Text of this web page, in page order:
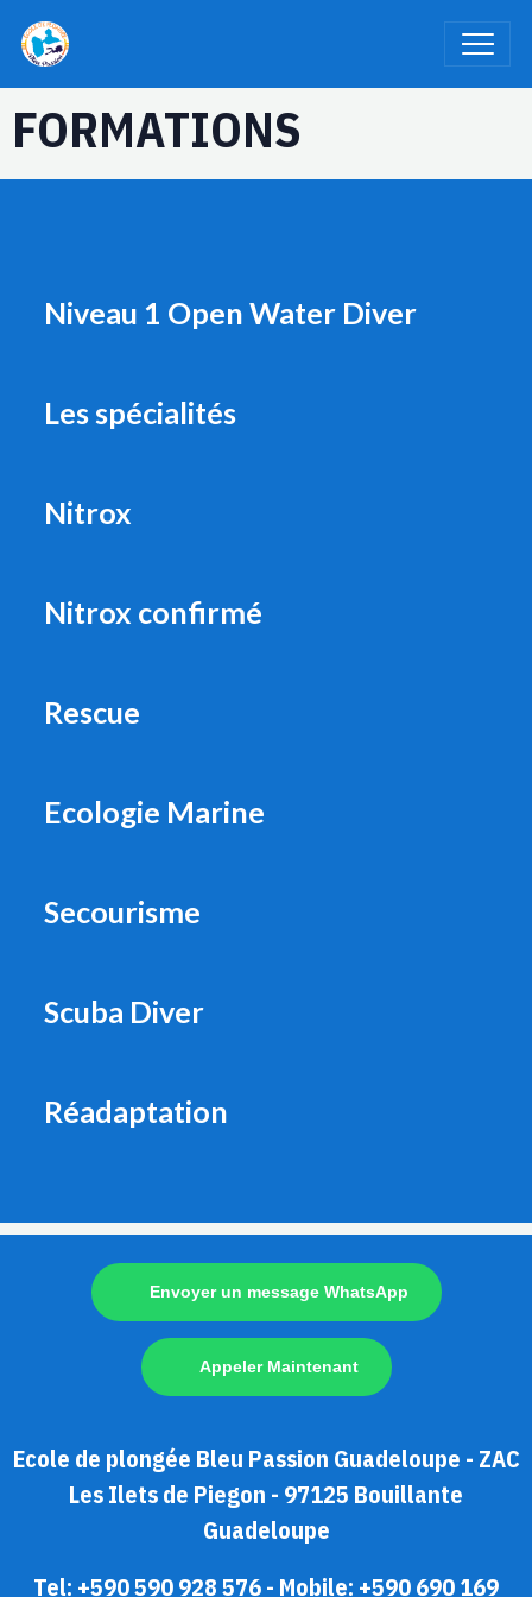
FORMATIONS
Niveau 1 Open Water Diver
Les spécialités
Nitrox
Nitrox confirmé
Rescue
Ecologie Marine
Secourisme
Scuba Diver
Réadaptation
Envoyer un message WhatsApp
Appeler Maintenant
Ecole de plongée Bleu Passion Guadeloupe - ZAC
Les Ilets de Piegon - 97125 Bouillante
Guadeloupe
Tel: +590 590 928 576 - Mobile: +590 690 169